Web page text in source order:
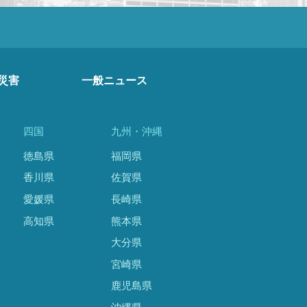
害 一般ニュース
四国
徳島県
香川県
愛媛県
高知県
九州・沖縄
福岡県
佐賀県
長崎県
熊本県
大分県
宮崎県
鹿児島県